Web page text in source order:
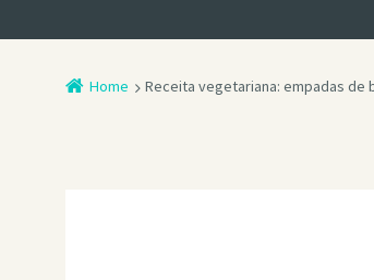
Home Receita vegetariana: empadas de